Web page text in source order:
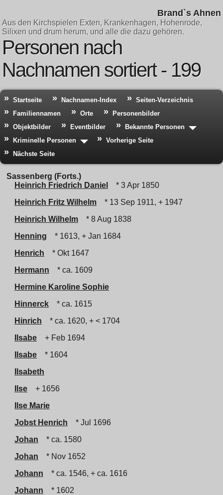
Brand`s Ahnen
Aus den Kirchspielen Exten, Krankenhagen, Hohenrode,
Silixen und drum herum, und alle die dazu gehören.
Personen nach
Nachnamen sortiert - 199
Startseite Nachnamen-Index
Seiten-Verzeichnis
Familiennamen
Orte
Personenbilder
Objektbilder
Eventbilder
Bekannte Personen
Kriminelle Personen
Vorherige Seite
Nächste Seite
Sassenberg (Forts.)
Heinrich Friedrich Daniel
* 3 Apr 1850
Heinrich Fritz Wilhelm
* 13 Sep 1911, + 1947
Heinrich Wilhelm
* 8 Aug 1838
Henning
* 1613, + Jan 1684
Henrich
* Okt 1647
Hermann
* ca. 1609
Hermine Karoline Sophie
Hinnerck
* ca. 1615
Hinrich
* ca. 1620, + < 1704
Ilsabe
+ Feb 1694
Ilsabe
* 1604
Ilsabeth
Ilse
+ 1656
Ilse Marie
Jobst Henrich
* Jul 1696
Johan
* ca. 1580
Johan
* Nov 1652
Johann
* ca. 1546, + ca. 1616
Johann
* 1602